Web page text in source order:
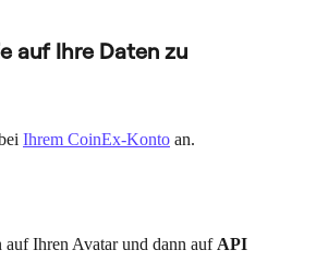
auf Ihre Daten zu
Ihrem CoinEx-Konto an.
Ihren Avatar und dann auf API